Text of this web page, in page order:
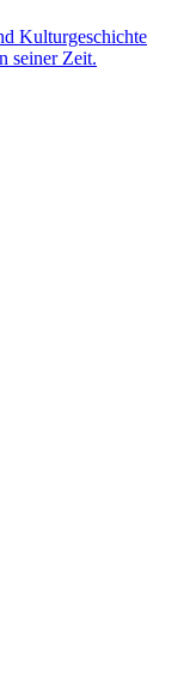
Kulturgeschichte
seiner Zeit.